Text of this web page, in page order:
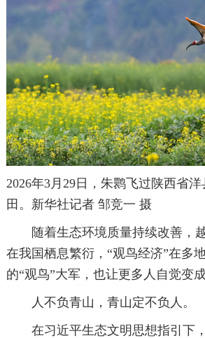
2026年3月29日，朱鹮飞过陕西省
田。新华社记者 邹竞一 摄
随着生态环境质量持续改善，
在我国栖息繁衍，“观鸟经济”在多
的“观鸟”大军，也让更多人自觉变
人不负青山，青山定不负人。
在习近平生态文明思想指引下